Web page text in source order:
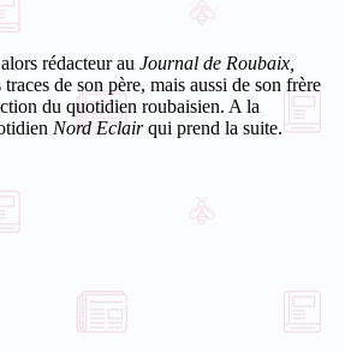
rédacteur au Journal de Roubaix,
de son père, mais aussi de son frère
du quotidien roubaisien. A la
Nord Eclair qui prend la suite.